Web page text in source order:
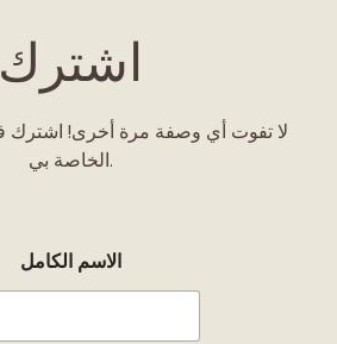
اشترك
لا تفوت أي وصفة مرة أخرى! اشترك
الخاصة بي.
الاسم الكامل